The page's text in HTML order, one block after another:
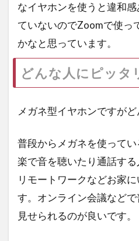
なイヤホンを使うと違和
ていないのでZoomで使っ
かなと思っています。
どんな人にピッタ
メガネ型イヤホンですが
普段からメガネを使って
楽で音を聴いたり通話す
リモートワークなどお家
す。オンライン会議など
見せられるのが良いです。